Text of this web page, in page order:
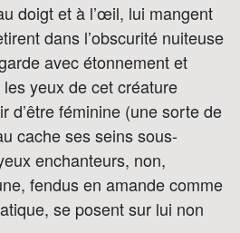
doigt et à l’œil, lui mangent
dans l’obscurité nuiteuse
avec étonnement et
yeux de cet créature
d’être féminine (une sorte de
cache ses seins sous-
enchanteurs, non,
fendus en amande comme
se posent sur lui non